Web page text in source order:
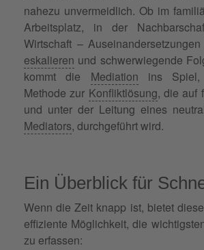
nahezu unvermeidlich. Ob im
Arbeitsplatz, in der
Wirtschaft –
eskalieren und schwerwiegende
kommt die Mediation ins Spiel,
Methode zur Konfliktlösung, die auf
und unter der Leitung eines
Mediators, durchgeführt wird.
Ein Überblick für
Wenn die Zeit knapp ist, bietet
effiziente Möglichkeit, die
zu erfassen: